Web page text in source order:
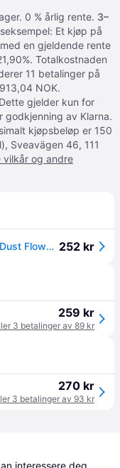
0 % årlig rente. 3–
Et kjøp på
en gjeldende rente
Totalkostnaden
11 betalinger på
NOK.
gjelder kun for
godkjenning av Klarna.
kjøpsbeløp er 150
Sveavägen 46, 111
vilkår og andre
Wheat, Sweatshirt L/S Lia, Baby, Rose Dust Flowers (80/12 mnd) 252 kr
259 kr
3 betalinger av 89 kr
270 kr
3 betalinger av 93 kr